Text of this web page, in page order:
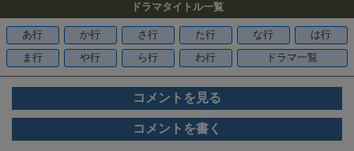
ドラマタイトル一覧
あ行 か行 さ行 た行 な行
は行
ま行
や行 ら行 わ行 ドラマ一覧
コメントを見る
コメントを書く